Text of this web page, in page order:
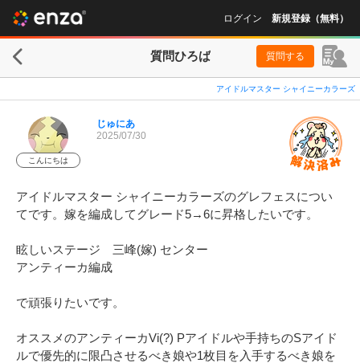
ログイン 新規登録（無料）
質問ひろば 質問する
アイドルマスター シャイニーカラーズ
こんにちは
じゅにあ
2025/07/30
アイドルマスター シャイニーカラーズのグレフェスについ
てです。嫁を編成してグレード5→6に昇格したいです。
眩しいステージ　三峰(嫁) センター
アンティーカ編成
で頑張りたいです。
オススメのアンティーカVi(?) Pアイドルや手持ちのSアイド
ルで優先的に限凸させるべき娘や1枚目を入手するべき娘を